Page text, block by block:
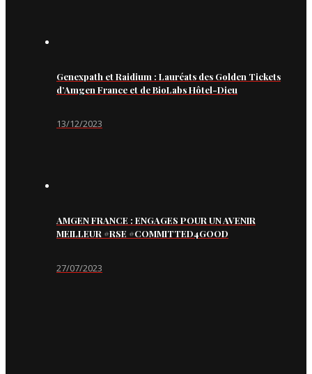
Genexpath et Raidium : Lauréats des Golden Tickets
d’Amgen France et de BioLabs Hôtel-Dieu
13/12/2023
AMGEN FRANCE : ENGAGES POUR UN AVENIR
MEILLEUR #RSE #COMMITTED4GOOD
27/07/2023